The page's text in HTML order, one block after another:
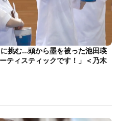
挑む…頭から墨を被った池田瑛
ティスティックです！」＜乃木